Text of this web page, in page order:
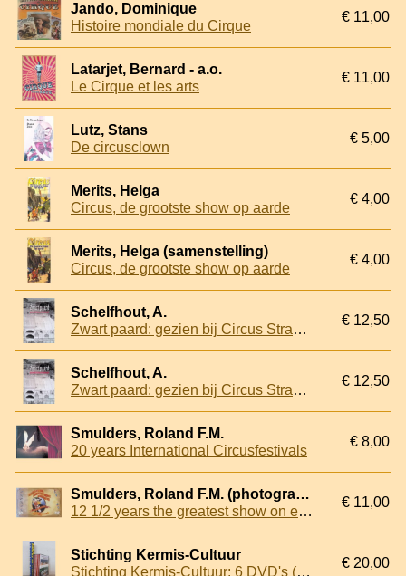
Jando, Dominique
Histoire mondiale du Cirque
€ 11,00
Latarjet, Bernard - a.o.
Le Cirque et les arts
€ 11,00
Lutz, Stans
De circusclown
€ 5,00
Merits, Helga
Circus, de grootste show op aarde
€ 4,00
Merits, Helga (samenstelling)
Circus, de grootste show op aarde
€ 4,00
Schelfhout, A.
Zwart paard: gezien bij Circus Strassburger
€ 12,50
Schelfhout, A.
Zwart paard: gezien bij Circus Strassburger
€ 12,50
Smulders, Roland F.M.
20 years International Circusfestivals
€ 8,00
Smulders, Roland F.M. (photography by)
12 1/2 years the greatest show on earth. Babyliss presenteert het circus
€ 11,00
Stichting Kermis-Cultuur
Stichting Kermis-Cultuur: 6 DVD's (overgezet van oude VHS banden)
€ 20,00